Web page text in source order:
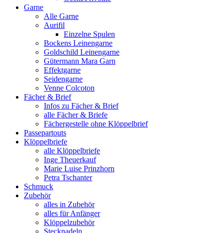
Garne
Alle Garne
Aurifil
Einzelne Spulen
Bockens Leinengarne
Goldschild Leinengarne
Gütermann Mara Garn
Effektgarne
Seidengarne
Venne Colcoton
Fächer & Brief
Infos zu Fächer & Brief
alle Fächer & Briefe
Fächergestelle ohne Klöppelbrief
Passepartouts
Klöppelbriefe
alle Klöppelbriefe
Inge Theuerkauf
Marie Luise Prinzhorn
Petra Tschanter
Schmuck
Zubehör
alles in Zubehör
alles für Anfänger
Klöppelzubehör
Stecknadeln